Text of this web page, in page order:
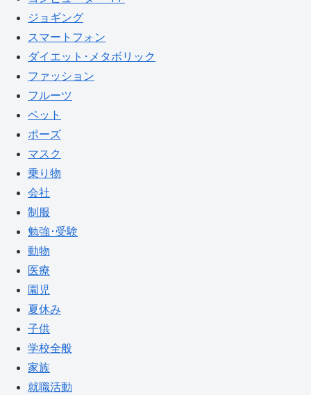
ジョギング
スマートフォン
ダイエット･メタボリック
ファッション
フルーツ
ペット
ポーズ
マスク
乗り物
会社
制服
勉強･受験
動物
医療
園児
夏休み
子供
学校全般
家族
就職活動